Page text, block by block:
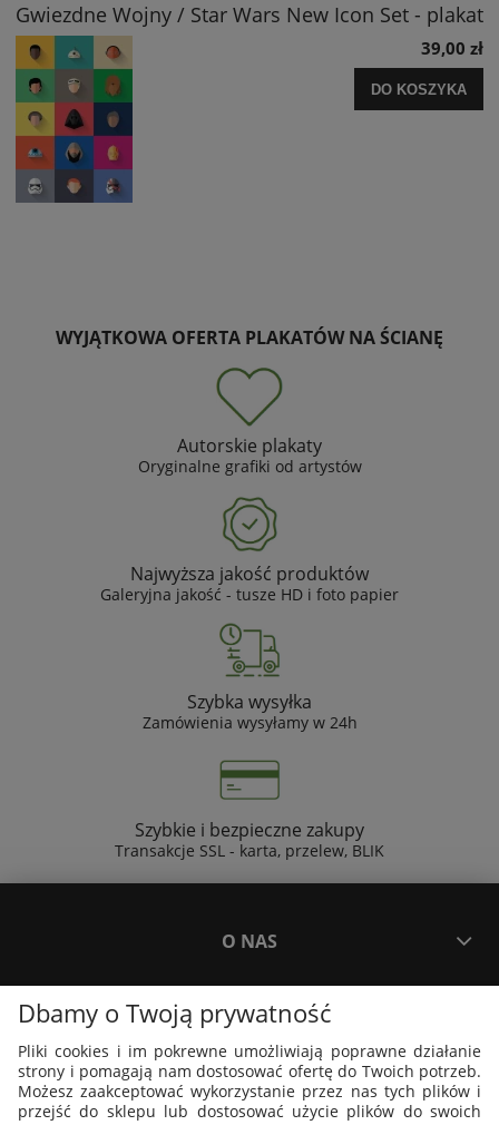
Gwiezdne Wojny / Star Wars New Icon Set - plakat
39,00 zł
DO KOSZYKA
WYJĄTKOWA OFERTA PLAKATÓW NA ŚCIANĘ
Autorskie plakaty
Oryginalne grafiki od artystów
Najwyższa jakość produktów
Galeryjna jakość - tusze HD i foto papier
Szybka wysyłka
Zamówienia wysyłamy w 24h
Szybkie i bezpieczne zakupy
Transakcje SSL - karta, przelew, BLIK
O NAS
PŁATNOŚCI I DOSTAWA
PLAKATY I GRAFIKI
Dbamy o Twoją prywatność
Pliki cookies i im pokrewne umożliwiają poprawne działanie
strony i pomagają nam dostosować ofertę do Twoich potrzeb.
Możesz zaakceptować wykorzystanie przez nas tych plików i
przejść do sklepu lub dostosować użycie plików do swoich